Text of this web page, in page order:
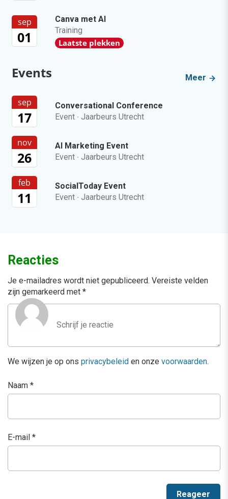
sep
01
Canva met AI
Training
Laatste plekken
Events Meer
sep
17
Conversational Conference
Event · Jaarbeurs Utrecht
nov
26
AI Marketing Event
Event · Jaarbeurs Utrecht
feb
11
SocialToday Event
Event · Jaarbeurs Utrecht
Reacties
Je e-mailadres wordt niet gepubliceerd. Vereiste velden
zijn gemarkeerd met *
We wijzen je op ons privacybeleid en onze voorwaarden.
Naam *
E-mail *